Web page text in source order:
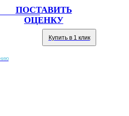
ПОСТАВИТЬ
ОЦЕНКУ
99TD СЭ
Купить в 1 клик